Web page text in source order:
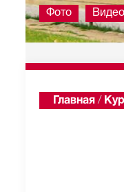
Фото Видео
Главная /